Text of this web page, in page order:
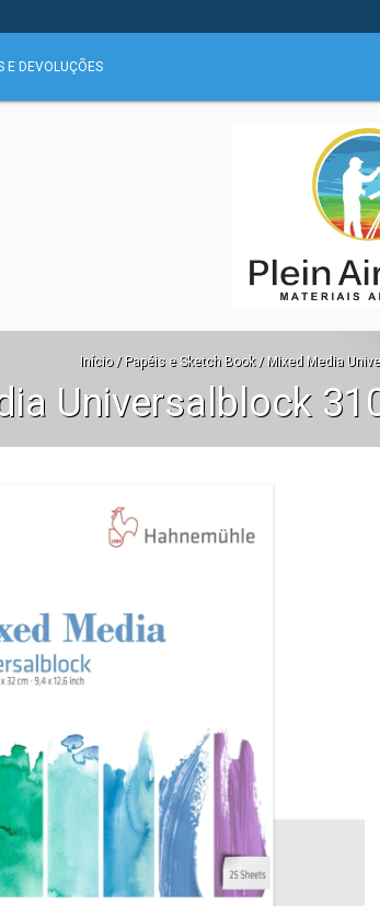
E DEVOLUÇÕES
Início / Papéis e Sketch Book / Mixed Media
Universalblock